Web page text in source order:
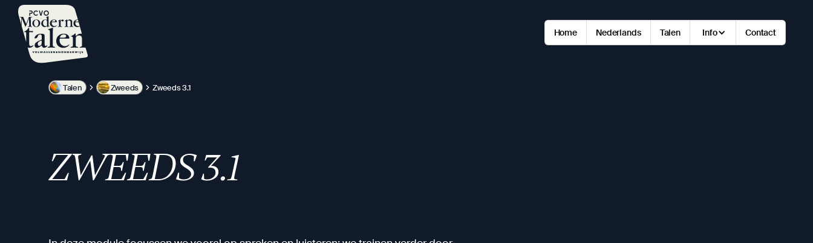
Overslaan
Home Nederlands Talen Info Contact
Talen Zweeds Zweeds 3.1
ZWEEDS 3.1